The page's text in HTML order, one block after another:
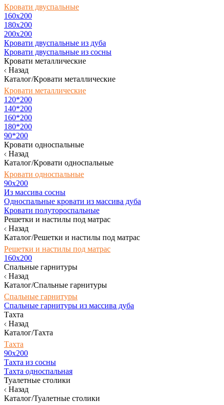
Кровати двуспальные
160х200
180x200
200x200
Кровати двуспальные из дуба
Кровати двуспальные из сосны
Кровати металлические
Назад
Каталог/Кровати металлические
Кровати металлические
120*200
140*200
160*200
180*200
90*200
Кровати односпальные
Назад
Каталог/Кровати односпальные
Кровати односпальные
90х200
Из массива сосны
Односпальные кровати из массива дуба
Кровати полутороспальные
Решетки и настилы под матрас
Назад
Каталог/Решетки и настилы под матрас
Решетки и настилы под матрас
160х200
Спальные гарнитуры
Назад
Каталог/Спальные гарнитуры
Спальные гарнитуры
Спальные гарнитуры из массива дуба
Тахта
Назад
Каталог/Тахта
Тахта
90х200
Тахта из сосны
Тахта односпальная
Туалетные столики
Назад
Каталог/Туалетные столики